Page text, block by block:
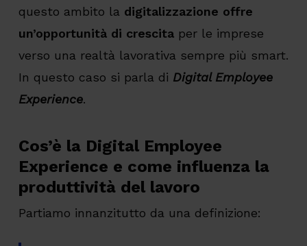
questo ambito la digitalizzazione offre
un’opportunità di crescitaper le imprese
verso una realtà lavorativa sempre più smart.
In questo caso si parla di Digital Employee
Experience.
Cos’è la Digital Employee
Experience e come influenza la
produttività del lavoro
Partiamo innanzitutto da una definizione: